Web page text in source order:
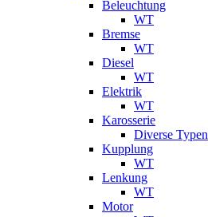
Beleuchtung
WT
Bremse
WT
Diesel
WT
Elektrik
WT
Karosserie
Diverse Typen
Kupplung
WT
Lenkung
WT
Motor